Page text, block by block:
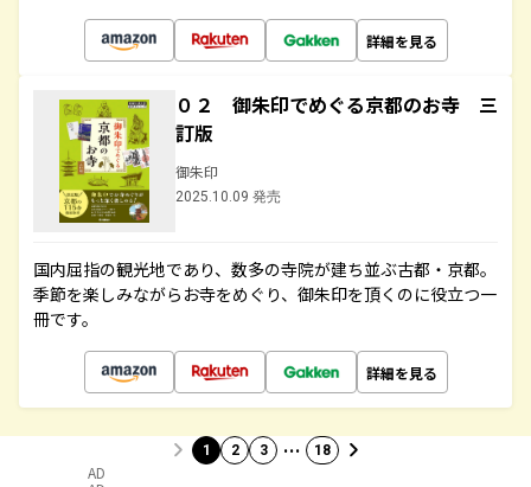
詳細を見る
０２ 御朱印でめぐる京都のお寺 三
訂版
御朱印
2025.10.09 発売
国内屈指の観光地であり、数多の寺院が建ち並ぶ古都・京都。
季節を楽しみながらお寺をめぐり、御朱印を頂くのに役立つ一
冊です。
詳細を見る
1 2 3 … 18
AD